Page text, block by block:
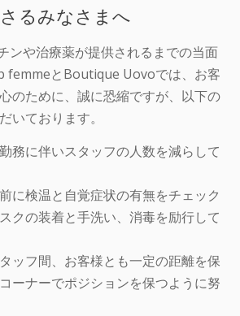
るみなさまへ
ンや治療薬が提供されるまでの当面
femmeとBoutique Uovoでは、お客
のために、誠に恐縮ですが、以下の
いております。
務に伴いスタッフの人数を減らして
に検温と自覚症状の有無をチェック
クの装着と手洗い、消毒を励行して
ッフ間、お客様とも一定の距離を保
ーナーでポジションを保つように努